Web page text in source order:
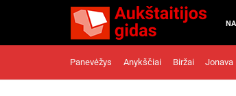
Panevėžys Anykščiai Biržai Jonava